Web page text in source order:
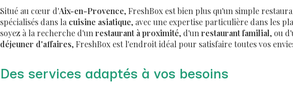
Situé au cœur d'Aix-en-Provence, FreshBox est bien plus qu'un simple
spécialisés dans la cuisine asiatique, avec une expertise particulière dans les
soyez à la recherche d'un restaurant à proximité, d'un restaurant familial, ou
déjeuner d'affaires, FreshBox est l'endroit idéal pour satisfaire toutes vos
Des services adaptés à vos besoins